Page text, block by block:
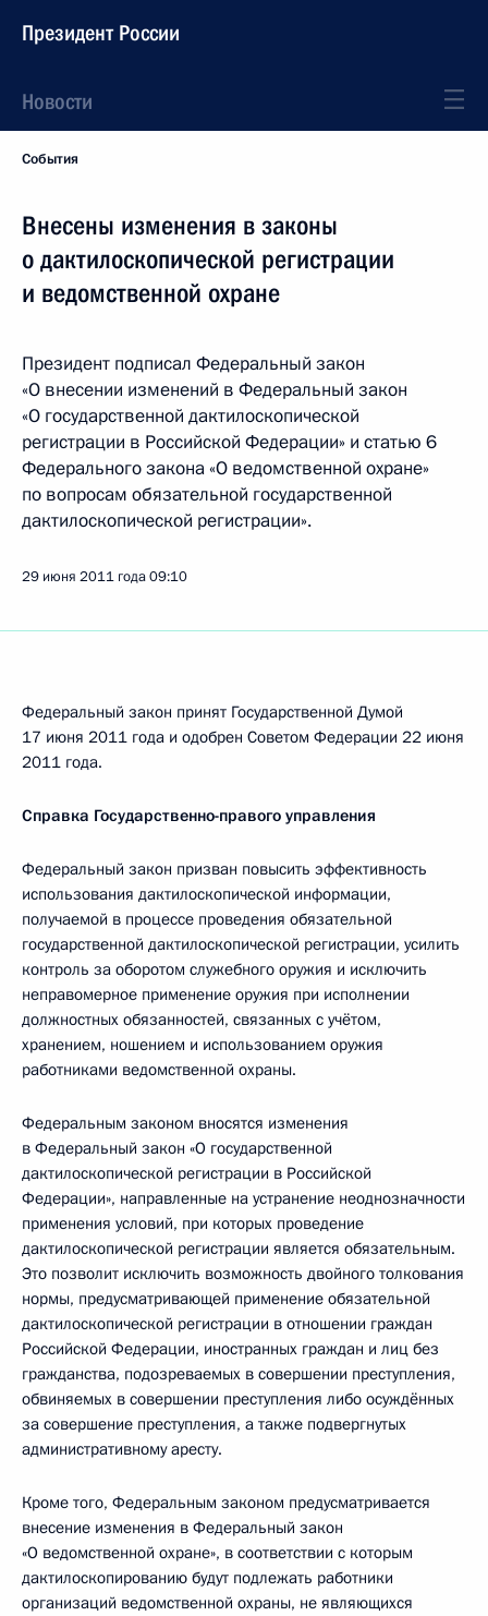
Президент России
Новости
События
Внесены изменения в законы
о дактилоскопической регистрации
и ведомственной охране
Президент подписал Федеральный закон
«О внесении изменений в Федеральный закон
«О государственной дактилоскопической
регистрации в Российской Федерации» и статью 6
Федерального закона «О ведомственной охране»
по вопросам обязательной государственной
дактилоскопической регистрации».
29 июня 2011 года09:10
Федеральный закон принят Государственной Думой
17 июня 2011 года и одобрен Советом Федерации 22 июня
2011 года.
Справка Государственно-правого управления
Федеральный закон призван повысить эффективность
использования дактилоскопической информации,
получаемой в процессе проведения обязательной
государственной дактилоскопической регистрации, усилить
контроль за оборотом служебного оружия и исключить
неправомерное применение оружия при исполнении
должностных обязанностей, связанных с учётом,
хранением, ношением и использованием оружия
работниками ведомственной охраны.
Федеральным законом вносятся изменения
в Федеральный закон «О государственной
дактилоскопической регистрации в Российской
Федерации», направленные на устранение неоднозначности
применения условий, при которых проведение
дактилоскопической регистрации является обязательным.
Это позволит исключить возможность двойного толкования
нормы, предусматривающей применение обязательной
дактилоскопической регистрации в отношении граждан
Российской Федерации, иностранных граждан и лиц без
гражданства, подозреваемых в совершении преступления,
обвиняемых в совершении преступления либо осуждённых
за совершение преступления, а также подвергнутых
административному аресту.
Кроме того, Федеральным законом предусматривается
внесение изменения в Федеральный закон
«О ведомственной охране», в соответствии с которым
дактилоскопированию будут подлежать работники
организаций ведомственной охраны, не являющихся